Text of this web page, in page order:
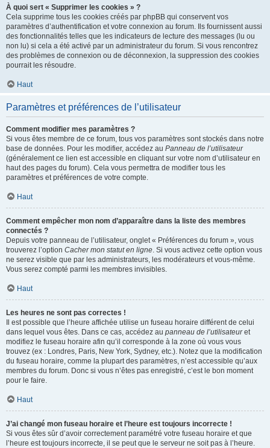
À quoi sert « Supprimer les cookies » ?
Cela supprime tous les cookies créés par phpBB qui conservent vos
paramètres d’authentification et votre connexion au forum. Ils fournissent aussi
des fonctionnalités telles que les indicateurs de lecture des messages (lu ou
non lu) si cela a été activé par un administrateur du forum. Si vous rencontrez
des problèmes de connexion ou de déconnexion, la suppression des cookies
pourrait les résoudre.
Haut
Paramètres et préférences de l’utilisateur
Comment modifier mes paramètres ?
Si vous êtes membre de ce forum, tous vos paramètres sont stockés dans notre
base de données. Pour les modifier, accédez au Panneau de l’utilisateur
(généralement ce lien est accessible en cliquant sur votre nom d’utilisateur en
haut des pages du forum). Cela vous permettra de modifier tous les
paramètres et préférences de votre compte.
Haut
Comment empêcher mon nom d’apparaître dans la liste des membres
connectés ?
Depuis votre panneau de l’utilisateur, onglet « Préférences du forum », vous
trouverez l’option Cacher mon statut en ligne. Si vous activez cette option vous
ne serez visible que par les administrateurs, les modérateurs et vous-même.
Vous serez compté parmi les membres invisibles.
Haut
Les heures ne sont pas correctes !
Il est possible que l’heure affichée utilise un fuseau horaire différent de celui
dans lequel vous êtes. Dans ce cas, accédez au panneau de l’utilisateuret
modifiez le fuseau horaire afin qu’il corresponde à la zone où vous vous
trouvez (ex : Londres, Paris, New York, Sydney, etc.). Notez que la modification
du fuseau horaire, comme la plupart des paramètres, n’est accessible qu’aux
membres du forum. Donc si vous n’êtes pas enregistré, c’est le bon moment
pour le faire.
Haut
J’ai changé mon fuseau horaire et l’heure est toujours incorrecte !
Si vous êtes sûr d’avoir correctement paramétré votre fuseau horaire et que
l’heure est toujours incorrecte, il se peut que le serveur ne soit pas à l’heure.